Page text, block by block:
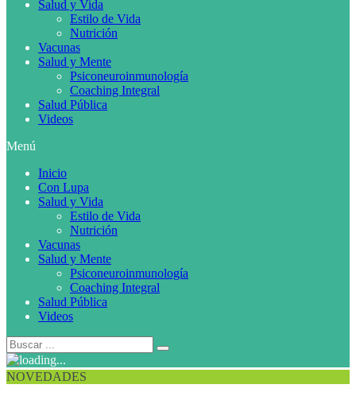
Salud y Vida
Estilo de Vida
Nutrición
Vacunas
Salud y Mente
Psiconeuroinmunología
Coaching Integral
Salud Pública
Videos
Menú
Inicio
Con Lupa
Salud y Vida
Estilo de Vida
Nutrición
Vacunas
Salud y Mente
Psiconeuroinmunología
Coaching Integral
Salud Pública
Videos
NOVEDADES